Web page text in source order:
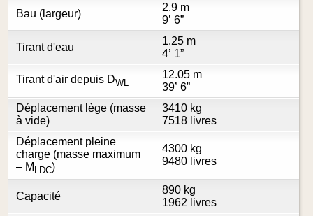
Bau (largeur)
2.9 m
9’ 6”
Tirant d'eau
1.25 m
4’ 1”
Tirant d'air depuis DWL
12.05 m
39’ 6”
Déplacement lège (masse
à vide)
3410 kg
7518 livres
Déplacement pleine
charge (masse maximum
– M
LDC)
4300 kg
9480 livres
Capacité
890 kg
1962 livres